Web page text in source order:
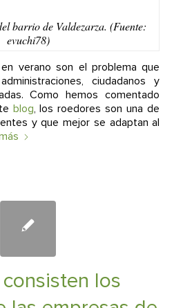
barrio de Valdezarza. (Fuente:
evuchi78)
verano son el problema que
ciudadanos y
Como hemos comentado
blog, los roedores son una de
y que mejor se adaptan al
los